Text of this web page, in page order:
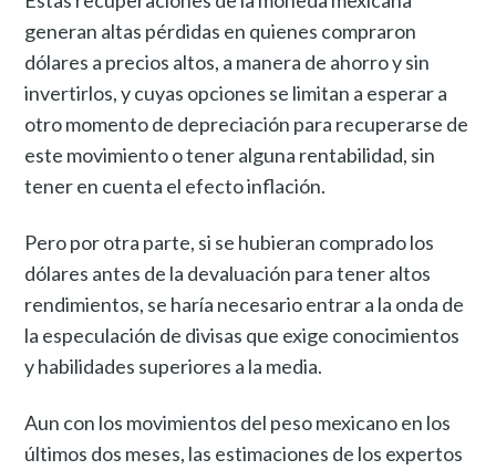
generan altas pérdidas en quienes compraron
dólares a precios altos, a manera de ahorro y sin
invertirlos, y cuyas opciones se limitan a esperar a
otro momento de depreciación para recuperarse de
este movimiento o tener alguna rentabilidad, sin
tener en cuenta el efecto inflación.
Pero por otra parte, si se hubieran comprado los
dólares antes de la devaluación para tener altos
rendimientos, se haría necesario entrar a la onda de
la especulación de divisas que exige conocimientos
y habilidades superiores a la media.
Aun con los movimientos del peso mexicano en los
últimos dos meses, las estimaciones de los expertos